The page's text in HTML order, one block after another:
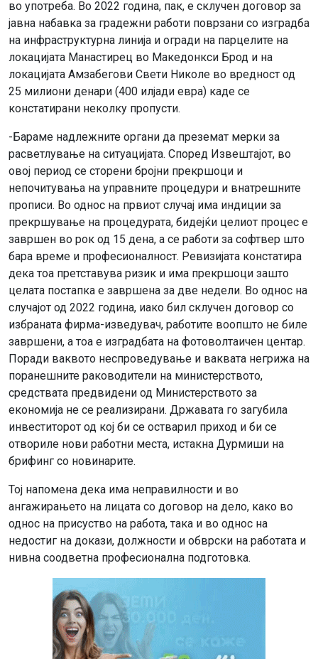
во употреба. Во 2022 година, пак, е склучен договор за
јавна набавка за градежни работи поврзани со изградба
на инфраструктурна линија и огради на парцелите на
локацијата Манастирец во Македонкси Брод и на
локацијата Амзабегови Свети Николе во вредност од
25 милиони денари (400 илјади евра) каде се
констатирани неколку пропусти.
-Бараме надлежните органи да преземат мерки за
расветлување на ситуацијата. Според Извештајот, во
овој период се сторени бројни прекршоци и
непочитувања на управните процедури и внатрешните
прописи. Во однос на првиот случај има индиции за
прекршување на процедурата, бидејќи целиот процес е
завршен во рок од 15 дена, а се работи за софтвер што
бара време и професионалност. Ревизијата констатира
дека тоа претставува ризик и има прекршоци зашто
целата постапка е завршена за две недели. Во однос на
случајот од 2022 година, иако бил склучен договор со
избраната фирма-изведувач, работите воопшто не биле
завршени, а тоа е изградбата на фотоволтаичен центар.
Поради ваквото неспроведување и ваквата негрижа на
поранешните раководители на министерството,
средствата предвидени од Министерството за
економија не се реализирани. Државата го загубила
инвеститорот од кој би се остварил приход и би се
отвориле нови работни места, истакна Дурмиши на
брифинг со новинарите.
Тој напомена дека има неправилности и во
ангажирањето на лицата со договор на дело, како во
однос на присуство на работа, така и во однос на
недостиг на докази, должности и обврски на работата и
нивна соодветна професионална подготовка.